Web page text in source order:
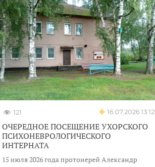
121 16.07.2026 13:12
ОЧЕРЕДНОЕ ПОСЕЩЕНИЕ УХОРСКОГО
ПСИХОНЕВРОЛОГИЧЕСКОГО
ИНТЕРНАТА
15 июля 2026 года протоиерей Александр